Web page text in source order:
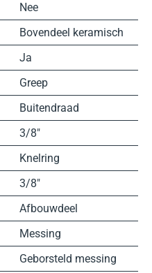
Nee
Bovendeel keramisch
Ja
Greep
Buitendraad
3/8″
Knelring
3/8″
Afbouwdeel
Messing
Geborsteld messing